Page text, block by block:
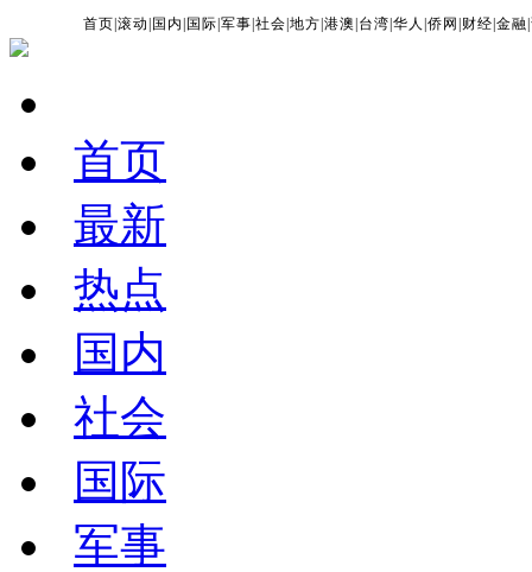
首页 |滚动 国内 国际 |军事 |社会 |地方 |港澳 台湾 |华人 |侨网 财经 |金融 |
首页
最新
热点
国内
社会
国际
军事